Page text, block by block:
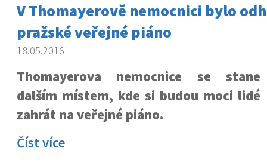
V Thomayerově nemocnici bylo
pražské veřejné piáno
18.05.2016
Thomayerova nemocnice se stane
dalším místem, kde si budou moci lidé
zahrát na veřejné piáno.
Číst více